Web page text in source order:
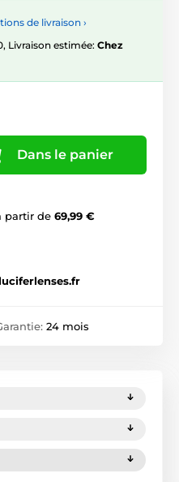
de livraison ›
Livraison estimée: Chez
Dans le panier
partir de 69,99 €
24 mois